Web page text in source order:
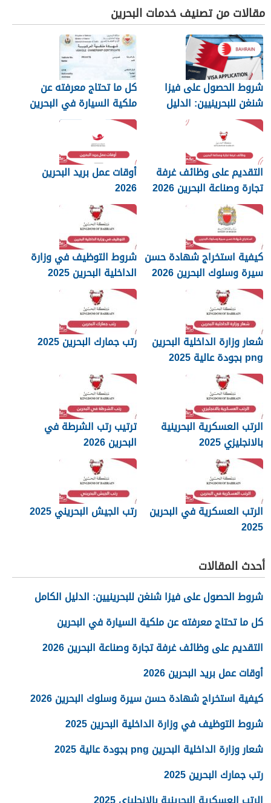
مقالات من تصنيف خدمات البحرين
شروط الحصول على فيزا
شنغن للبحرينيين: الدليل
الكامل
كل ما تحتاج معرفته عن
ملكية السيارة في البحرين
التقديم على وظائف غرفة
تجارة وصناعة البحرين 2026
أوقات عمل بريد البحرين
2026
كيفية استخراج شهادة حسن
سيرة وسلوك البحرين 2026
شروط التوظيف في وزارة
الداخلية البحرين 2025
شعار وزارة الداخلية البحرين
png بجودة عالية 2025
رتب جمارك البحرين 2025
الرتب العسكرية البحرينية
بالانجليزي 2025
ترتيب رتب الشرطة في
البحرين 2026
الرتب العسكرية في البحرين
2025
رتب الجيش البحريني 2025
أحدث المقالات
شروط الحصول على فيزا شنغن للبحرينيين: الدليل الكامل
كل ما تحتاج معرفته عن ملكية السيارة في البحرين
التقديم على وظائف غرفة تجارة وصناعة البحرين 2026
أوقات عمل بريد البحرين 2026
كيفية استخراج شهادة حسن سيرة وسلوك البحرين 2026
شروط التوظيف في وزارة الداخلية البحرين 2025
شعار وزارة الداخلية البحرين png بجودة عالية 2025
رتب جمارك البحرين 2025